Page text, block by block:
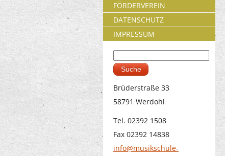
FÖRDERVEREIN
DATENSCHUTZ
IMPRESSUM
Suchformular
Brüderstraße 33
58791 Werdohl
Tel. 02392 1508
Fax 02392 14838
info@musikschule-